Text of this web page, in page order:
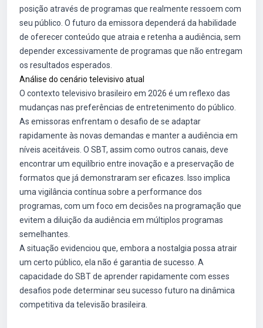
posição através de programas que realmente ressoem com
seu público. O futuro da emissora dependerá da habilidade
de oferecer conteúdo que atraia e retenha a audiência, sem
depender excessivamente de programas que não entregam
os resultados esperados.
Análise do cenário televisivo atual
O contexto televisivo brasileiro em 2026 é um reflexo das
mudanças nas preferências de entretenimento do público.
As emissoras enfrentam o desafio de se adaptar
rapidamente às novas demandas e manter a audiência em
níveis aceitáveis. O SBT, assim como outros canais, deve
encontrar um equilíbrio entre inovação e a preservação de
formatos que já demonstraram ser eficazes. Isso implica
uma vigilância contínua sobre a performance dos
programas, com um foco em decisões na programação que
evitem a diluição da audiência em múltiplos programas
semelhantes.
A situação evidenciou que, embora a nostalgia possa atrair
um certo público, ela não é garantia de sucesso. A
capacidade do SBT de aprender rapidamente com esses
desafios pode determinar seu sucesso futuro na dinâmica
competitiva da televisão brasileira.